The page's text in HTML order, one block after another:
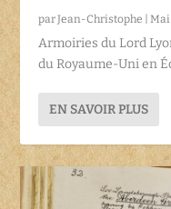
parJean-Christophe |Mai
Armoiries du Lord
du Royaume-Uni en
EN SAVOIR PLUS